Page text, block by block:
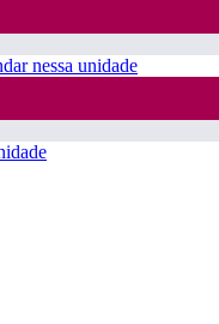
nessa unidade